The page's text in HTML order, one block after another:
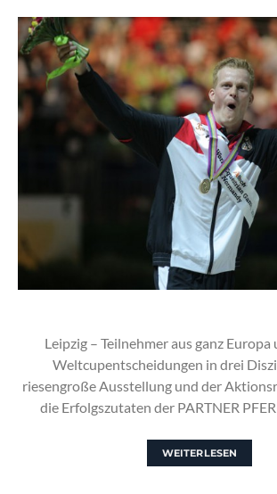
Leipzig – Teilnehmer aus ganz Europa
Weltcupentscheidungen in drei
riesengroße Ausstellung und der
die Erfolgszutaten der PARTNER
WEITERLESEN